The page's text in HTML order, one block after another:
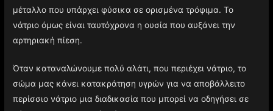
μέταλλο που υπάρχει φύσικα σε ορισμένα τρόφιμα. Το
νάτριο όμως είναι ταυτόχρονα η ουσία που αυξάνει την
αρτηριακή πίεση.
Όταν καταναλώνουμε πολύ αλάτι, που περιέχει νάτριο, το
σώμα μας κάνει κατακράτηση υγρών για να αποβάλλειτο
περίσσιο νάτριο μια διαδικασία που μπορεί να οδηγήσει σε